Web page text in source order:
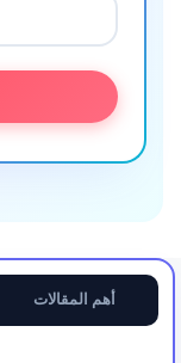
أهم المقالات